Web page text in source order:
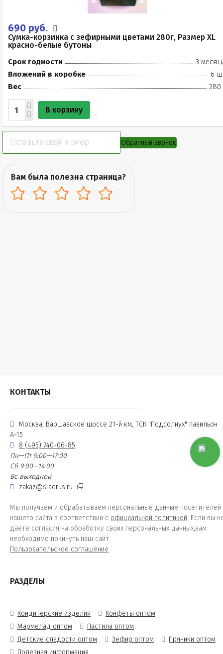
690 руб.
Сумка-корзинка с зефирными цветами 280г, Размер XL
красно-белые бутоны
Срок годности
3
Вложений в коробке
6
Вес
280
В корзину
Обратный звонок
Вам была полезна страница?
КОНТАКТЫ
Москва, Варшавское шоссе 21-й км, ТСК "Подсолнух" павильон
А-15
8 (495) 740-06-85
Пн—Пт 9:00—17:00
Сб 9:00—14:00
Вс выходной
zakaz@sladrus.ru
Мы получаем и обрабатываем персональные данные посетителей
нашего сайта в соответствии с официальной политикой. Если вы
даете согласия на обработку своих персональных данных,вам
необходимо покинуть наш сайт.
Пользовательское соглашение
РАЗДЕЛЫ
Кондитерские изделия
Конфеты оптом
Мармелад оптом
Пастила оптом
Детские сладости оптом
Зефир оптом
Пряники оптом